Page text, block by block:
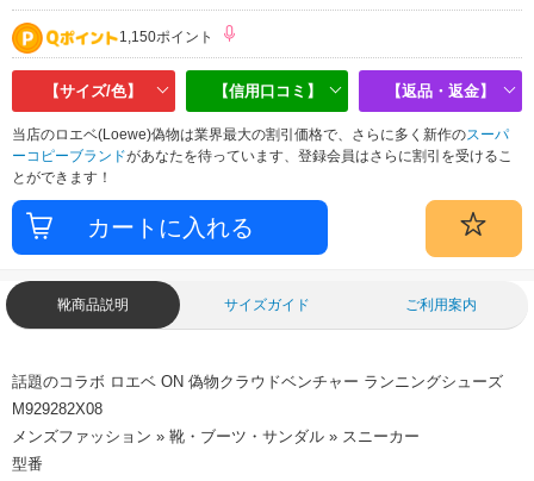
1,150ポイント
【サイズ/色】 【信用口コミ】 【返品・返金】
当店のロエベ(Loewe)偽物は業界最大の割引価格で、さらに多く新作のスーパ
ーコピーブランドがあなたを待っています、登録会員はさらに割引を受けるこ
とができます！
靴商品説明 サイズガイド ご利用案内
話題のコラボ ロエベ ON 偽物クラウドベンチャー ランニングシューズ
M929282X08
メンズファッション » 靴・ブーツ・サンダル » スニーカー
型番